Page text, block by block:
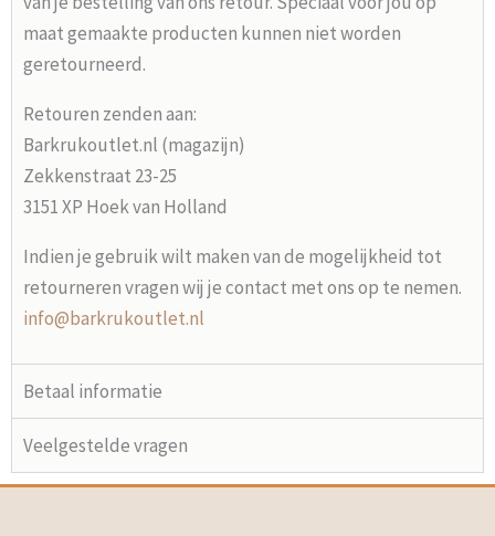
maat gemaakte producten kunnen niet worden
geretourneerd.
Retouren zenden aan:
Barkrukoutlet.nl (magazijn)
Zekkenstraat 23-25
3151 XP Hoek van Holland
Indien je gebruik wilt maken van de mogelijkheid tot
retourneren vragen wij je contact met ons op te nemen.
info@barkrukoutlet.nl
Betaal informatie
Veelgestelde vragen